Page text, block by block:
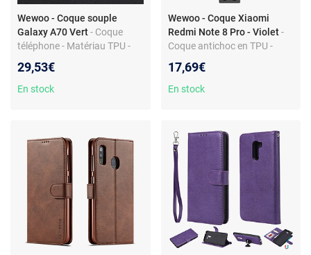
Wewoo - Coque souple
Galaxy A70 Vert- Coque
téléphone - Matériau TPU -
chocs - Accès total boutons
et ports
29,53€
En stock
Wewoo - Coque Xiaomi
Redmi Note 8 Pro - Violet -
Coque antichoc en TPU -
intégrale - Design moderne
17,69€
En stock